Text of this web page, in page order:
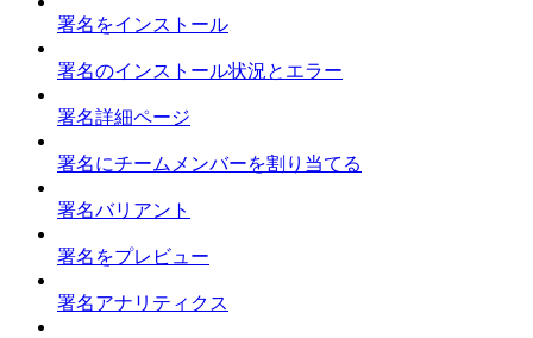
署名をインストール
署名のインストール状況とエラー
署名詳細ページ
署名にチームメンバーを割り当てる
署名バリアント
署名をプレビュー
署名アナリティクス